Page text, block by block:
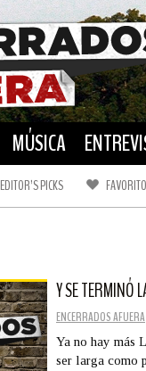
MÚSICA
EDITOR’S PICKS
Y SE TERMINÓ
ENCERRADOS AFUERA
Ya no hay más
ser larga como